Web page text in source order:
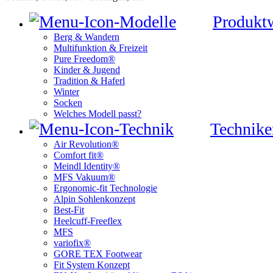
Berg & Wandern
Multifunktion & Freizeit
Pure Freedom®
Kinder & Jugend
Tradition & Haferl
Winter
Socken
Welches Modell passt?
Air Revolution®
Comfort fit®
Meindl Identity®
MFS Vakuum®
Ergonomic-fit Technologie
Alpin Sohlenkonzept
Best-Fit
Heelcuff-Freeflex
MFS
variofix®
GORE TEX Footwear
Fit System Konzept